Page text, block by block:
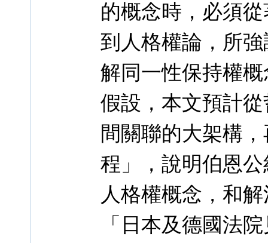
的概念時，必須
到人格權論，所
解同一性保持權
假設，本文預計
間關聯的大架構
程」，說明伯恩
人格權概念，和
「日本及德國法